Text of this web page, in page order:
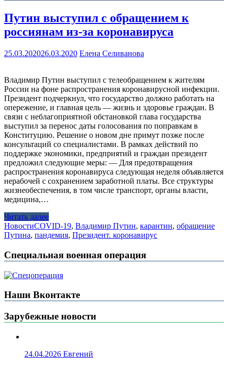
Путин выступил с обращением к
россиянам из-за коронавируса
25.03.202026.03.2020 Елена Селиванова
Владимир Путин выступил с телеобращением к жителям
России на фоне распространения коронавирусной инфекции.
Президент подчеркнул, что государство должно работать на
опережение, и главная цель — жизнь и здоровье граждан. В
связи с неблагоприятной обстановкой глава государства
выступил за перенос даты голосования по поправкам в
Конституцию. Решение о новом дне примут позже после
консультаций со специалистами. В рамках действий по
поддержке экономики, предприятий и граждан президент
предложил следующие меры: — Для предотвращения
распространения коронавируса следующая неделя объявляется
нерабочей с сохранением заработной платы. Все структуры
жизнеобеспечения, в том числе транспорт, органы власти,
медицина,…
Читать далее
НовостиCOVID-19, Владимир Путин, карантин, обращение
Путина, пандемия, Президент. коронавирус
Специальная военная операция
Наши Вконтакте
Зарубежные новости
24.04.2026 Евгений